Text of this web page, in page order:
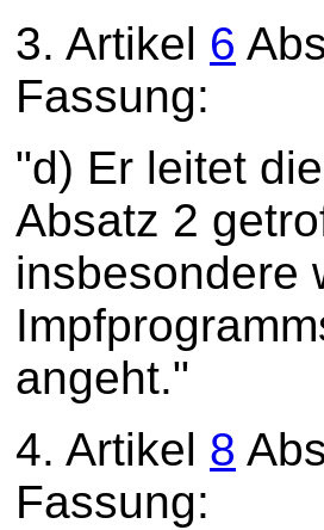
3. Artikel 6
Fassung:
"d) Er leitet
Absatz 2
insbesondere
angeht."
4. Artikel 8
Fassung: